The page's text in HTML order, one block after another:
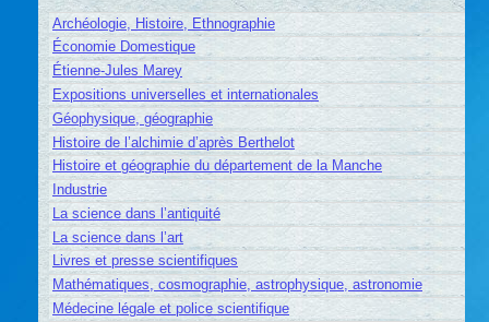
Archéologie, Histoire, Ethnographie
Économie Domestique
Étienne-Jules Marey
Expositions universelles et internationales
Géophysique, géographie
Histoire de l’alchimie d’après Berthelot
Histoire et géographie du département de la Manche
Industrie
La science dans l’antiquité
La science dans l’art
Livres et presse scientifiques
Mathématiques, cosmographie, astrophysique, astronomie
Médecine légale et police scientifique